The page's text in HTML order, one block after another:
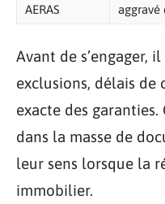
AERAS
aggravé
Avant de s’engager,
exclusions, délais
exacte des
dans la masse de
leur sens lorsque la
immobilier.